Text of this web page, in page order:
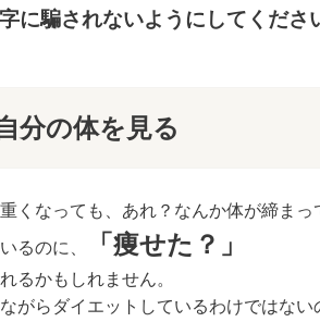
に騙されないようにしてくださ
分の体を見る
くなっても、あれ？なんか体が締まっ
るのに、
「痩せた？」
るかもしれません。
がらダイエットしているわけではない